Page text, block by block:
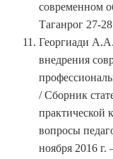
современном
Таганрог 27-
Георгиади
внедрения
/ Сборник
практической
вопросы
ноября 2016